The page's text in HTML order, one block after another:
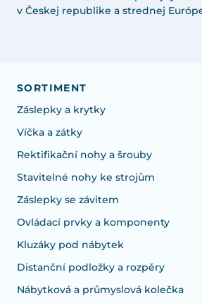
v Českej republike a strednej
SORTIMENT
Záslepky a krytky
Víčka a zátky
Rektifikační nohy a šrouby
Stavitelné nohy ke strojům
Záslepky se závitem
Ovládací prvky a komponenty
Kluzáky pod nábytek
Distanční podložky a rozpěry
Nábytková a průmyslová kolečka